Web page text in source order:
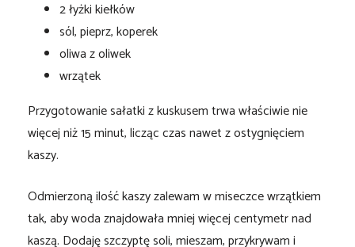
2 łyżki kiełków
sól, pieprz, koperek
oliwa z oliwek
wrzątek
Przygotowanie sałatki z kuskusem trwa właściwie nie
więcej niż 15 minut, licząc czas nawet z ostygnięciem
kaszy.
Odmierzoną ilość kaszy zalewam w miseczce wrzątkiem
tak, aby woda znajdowała mniej więcej centymetr nad
kaszą. Dodaję szczyptę soli, mieszam, przykrywam i